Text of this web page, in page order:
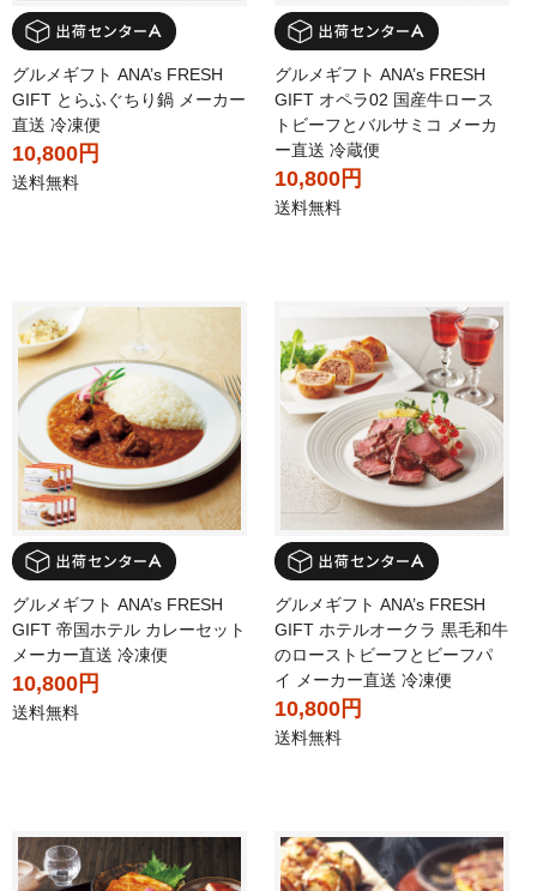
グルメギフト ANA’s FRESH
GIFT とらふぐちり鍋 メーカー
直送 冷凍便
10,800円
送料無料
グルメギフト ANA’s FRESH
GIFT オペラ02 国産牛ロース
トビーフとバルサミコ メーカ
ー直送 冷蔵便
10,800円
送料無料
グルメギフト ANA’s FRESH
GIFT 帝国ホテル カレーセット
メーカー直送 冷凍便
10,800円
送料無料
グルメギフト ANA’s FRESH
GIFT ホテルオークラ 黒毛和牛
のローストビーフとビーフパ
イ メーカー直送 冷凍便
10,800円
送料無料